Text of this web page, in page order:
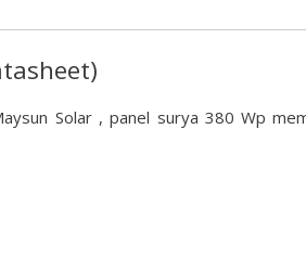
Solar , panel surya 380 Wp